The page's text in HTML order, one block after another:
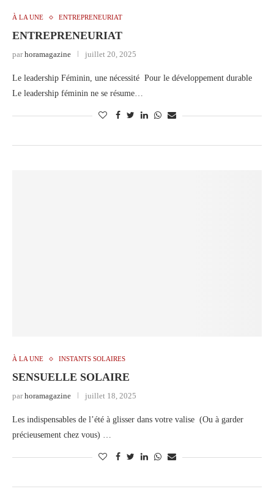
À LA UNE ENTREPRENEURIAT
ENTREPRENEURIAT
parhoramagazine juillet 20, 2025
Le leadership Féminin, une nécessité Pour le développement durable
Le leadership féminin ne se résume…
À LA UNE INSTANTS SOLAIRES
SENSUELLE SOLAIRE
parhoramagazine juillet 18, 2025
Les indispensables de l’été à glisser dans votre valise (Ou à garder
précieusement chez vous) …